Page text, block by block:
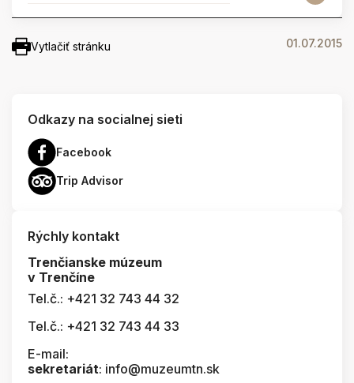
Vytlačiť stránku 01.07.2015
Odkazy na socialnej sieti
Facebook
Trip Advisor
Rýchly kontakt
Trenčianske múzeum
v Trenčíne
Tel.č.: +421 32 743 44 32
Tel.č.: +421 32 743 44 33
E-mail:
sekretariát: info@muzeumtn.sk